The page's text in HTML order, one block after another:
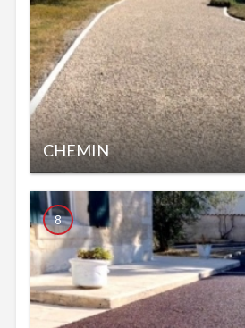
CHEMIN
8